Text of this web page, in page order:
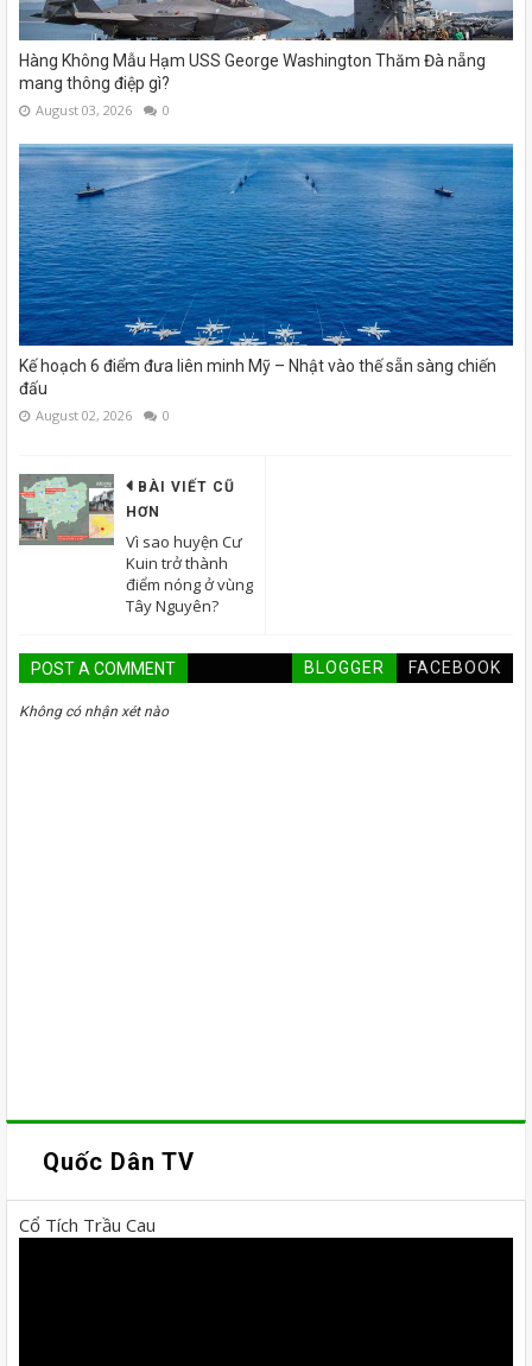
Hàng Không Mẫu Hạm USS George Washington Thăm Đà nẵng
mang thông điệp gì?
August 03, 2026 0
Kế hoạch 6 điểm đưa liên minh Mỹ – Nhật vào thế sẵn sàng chiến
đấu
August 02, 2026 0
BÀI VIẾT CŨ
HƠN
Vì sao huyện Cư
Kuin trở thành
điểm nóng ở vùng
Tây Nguyên?
POST A COMMENT BLOGGER FACEBOOK
Không có nhận xét nào
Quốc Dân TV
Cổ Tích Trầu Cau